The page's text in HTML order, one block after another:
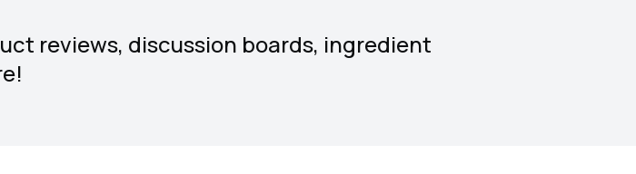
reviews, discussion boards, ingredient